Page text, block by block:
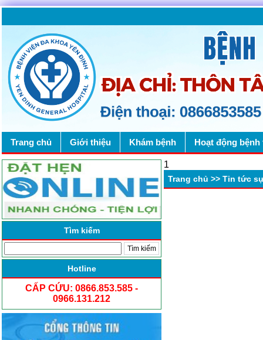
Trang chủ Giới thiệu Khám bệnh Hoạt động bệnh
Tìm kiếm
Hotline
CẤP CỨU: 0866.853.585 -
0966.131.212
1
Trang chủ >> Tin tức